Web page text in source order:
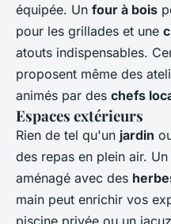
équipée. Un four à bois
pour les grillades et une
atouts indispensables.
proposent même des
animés par des chefs
Espaces extérieurs
Rien de tel qu'un jardin
des repas en plein air.
aménagé avec des
main peut enrichir vos